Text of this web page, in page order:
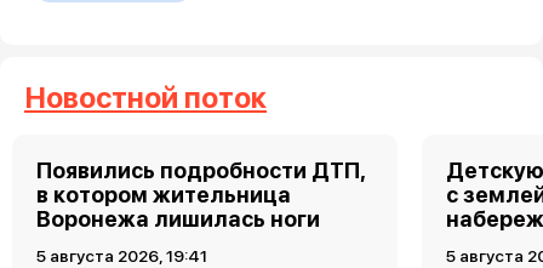
Новостной поток
Появились подробности ДТП,
в котором жительница
Воронежа лишилась ноги
5 августа 2026, 19:41
с
5 августа